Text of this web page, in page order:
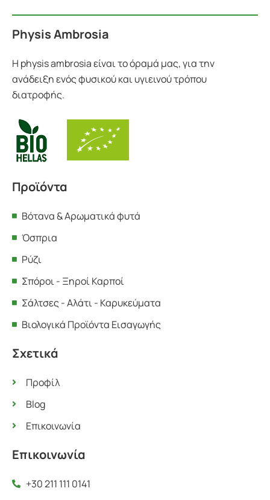
Physis Ambrosia
Η physis ambrosia είναι το όραμά μας, για την
ανάδειξη ενός φυσικού και υγιεινού τρόπου
διατροφής.
Προϊόντα
Βότανα & Αρωματικά φυτά
Όσπρια
Ρύζι
Σπόροι - Ξηροί Καρποί
Σάλτσες - Αλάτι - Καρυκεύματα
Βιολογικά Προϊόντα Εισαγωγής
Σχετικά
Προφίλ
Blog
Επικοινωνία
Επικοινωνία
+30 211 111 0141